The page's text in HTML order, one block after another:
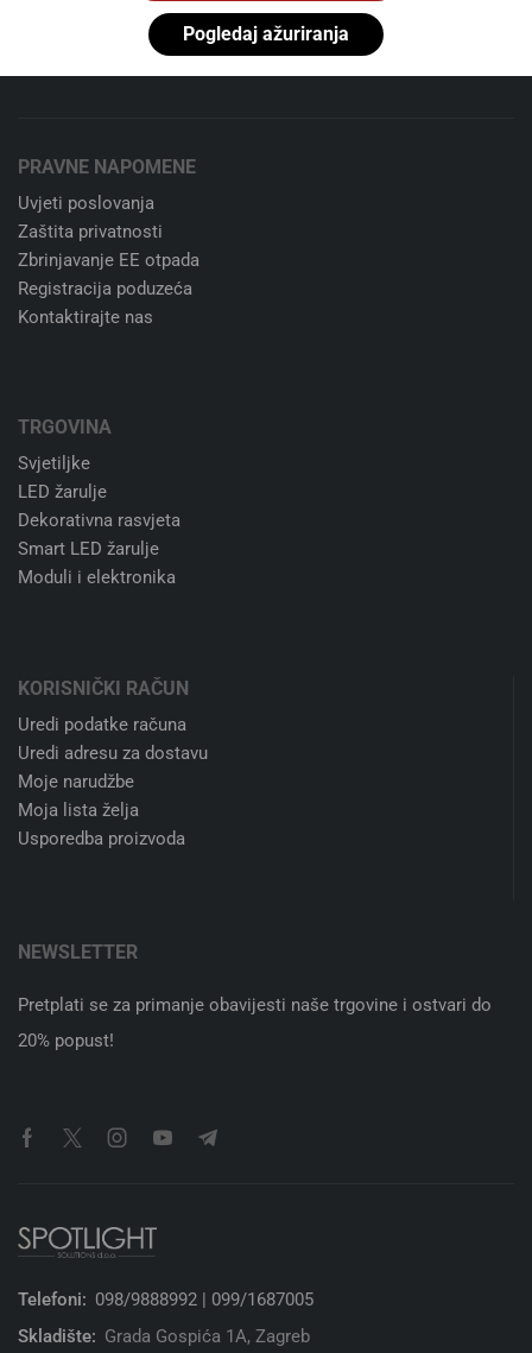
Pogledaj ažuriranja
100% sigurno plaćanje
Stripe kartično plaćanje ili transakcijski račun
PRAVNE NAPOMENE
Uvjeti poslovanja
Zaštita privatnosti
Zbrinjavanje EE otpada
Registracija poduzeća
Kontaktirajte nas
TRGOVINA
Svjetiljke
LED žarulje
Dekorativna rasvjeta
Smart LED žarulje
Moduli i elektronika
KORISNIČKI RAČUN
Uredi podatke računa
Uredi adresu za dostavu
Moje narudžbe
Moja lista želja
Usporedba proizvoda
NEWSLETTER
Pretplati se za primanje obavijesti naše trgovine i ostvari do
20% popust!
Telefoni: 098/9888992 | 099/1687005
Skladište: Grada Gospića 1A, Zagreb